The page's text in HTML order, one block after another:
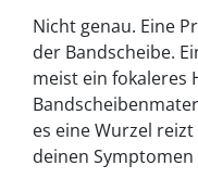
Nicht genau. Eine
der Bandscheibe.
meist ein fokaleres
es eine Wurzel
deinen Symptomen